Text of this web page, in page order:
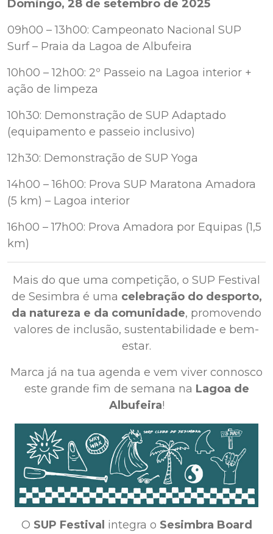
Domingo, 28 de setembro de 2025
09h00 – 13h00: Campeonato Nacional SUP
Surf – Praia da Lagoa de Albufeira
10h00 – 12h00: 2º Passeio na Lagoa interior +
ação de limpeza
10h30: Demonstração de SUP Adaptado
(equipamento e passeio inclusivo)
12h30: Demonstração de SUP Yoga
14h00 – 16h00: Prova SUP Maratona Amadora
(5 km) – Lagoa interior
16h00 – 17h00: Prova Amadora por Equipas (1,5
km)
Mais do que uma competição, o SUP Festival
de Sesimbra é uma celebração do desporto,
da natureza e da comunidade, promovendo
valores de inclusão, sustentabilidade e bem-
estar.
Marca já na tua agenda e vem viver connosco
este grande fim de semana na Lagoa de
Albufeira!
O SUP Festival integra o Sesimbra Board